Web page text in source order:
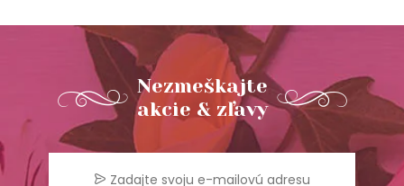
Nezmeškajte
akcie & zľavy